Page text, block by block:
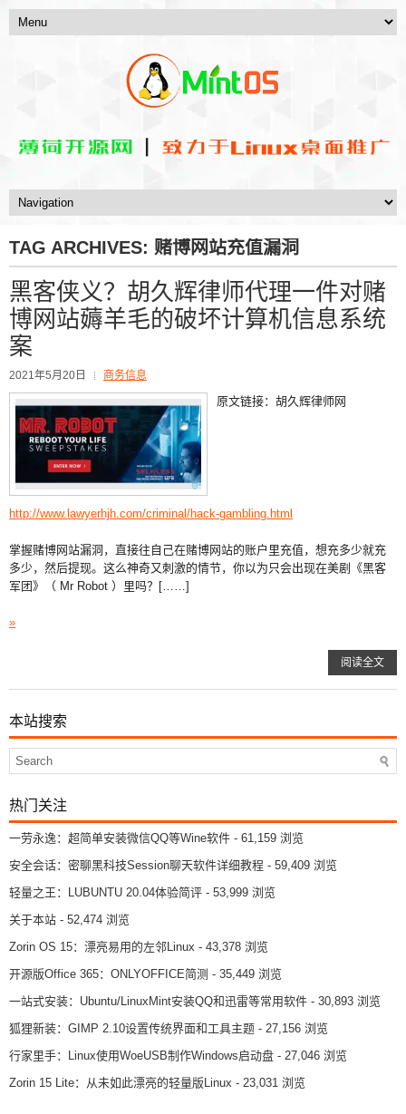
TAG ARCHIVES: 赌博网站充值漏洞
黑客侠义？胡久辉律师代理一件对赌
博网站薅羊毛的破坏计算机信息系统
案
2021年5月20日 商务信息
原文链接：胡久辉律师网
http://www.lawyerhjh.com/criminal/hack-gambling.html
掌握赌博网站漏洞，直接往自己在赌博网站的账户里充值，想充多少就充
多少，然后提现。这么神奇又刺激的情节，你以为只会出现在美剧《黑客
军团》（ Mr Robot ）里吗？[……]
»
阅读全文
本站搜索
热门关注
一劳永逸：超简单安装微信QQ等Wine软件 - 61,159 浏览
安全会话：密聊黑科技Session聊天软件详细教程 - 59,409 浏览
轻量之王：LUBUNTU 20.04体验简评 - 53,999 浏览
关于本站 - 52,474 浏览
Zorin OS 15：漂亮易用的左邻Linux - 43,378 浏览
开源版Office 365：ONLYOFFICE简测 - 35,449 浏览
一站式安装：Ubuntu/LinuxMint安装QQ和迅雷等常用软件 - 30,893 浏览
狐狸新装：GIMP 2.10设置传统界面和工具主题 - 27,156 浏览
行家里手：Linux使用WoeUSB制作Windows启动盘 - 27,046 浏览
Zorin 15 Lite：从未如此漂亮的轻量版Linux - 23,031 浏览